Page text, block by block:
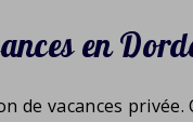
en
de vacances privée.